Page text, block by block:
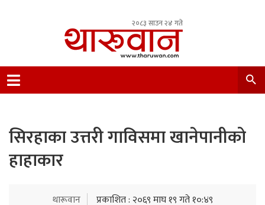
२०८३ साउन २४ गते
Nepal.
सिरहाका उत्तरी गाविसमा खानेपानीको
हाहाकार
थारूवान प्रकाशित : २०६९ माघ १९ गते १०:४९